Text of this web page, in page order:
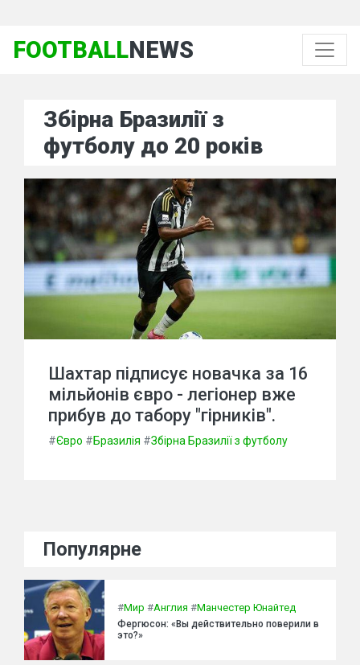
FOOTBALLNEWS
Збірна Бразилії з
футболу до 20 років
Шахтар підписує новачка за 16
мільйонів євро - легіонер вже
прибув до табору "гірників".
#Євро #Бразилія #Збірна Бразилії з футболу
Популярне
#Мир #Англия #Манчестер Юнайтед
Фергюсон: «Вы действительно поверили в
это?»